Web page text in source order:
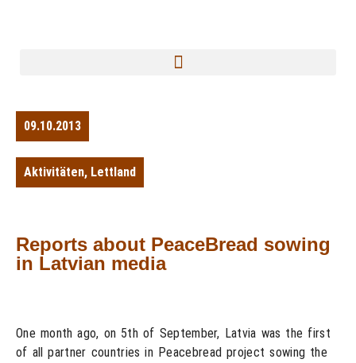
09.10.2013
Aktivitäten, Lettland
Reports about PeaceBread sowing
in Latvian media
One month ago, on 5th of September, Latvia was the first
of all partner countries in Peacebread project sowing the